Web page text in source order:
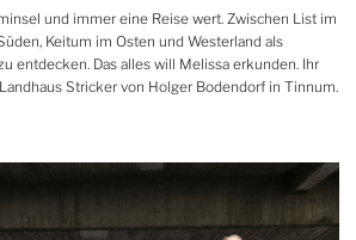
und immer eine Reise wert. Zwischen List im
Keitum im Osten und Westerland als
entdecken. Das alles will Melissa erkunden. Ihr
Stricker von Holger Bodendorf in Tinnum.